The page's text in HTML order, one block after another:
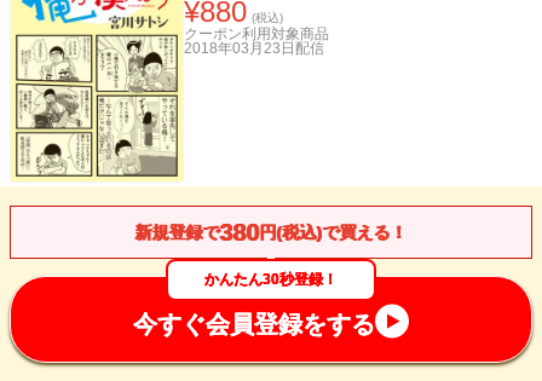
¥880 (税込)
クーポン利用対象商品
2018年03月23日 配信
新規登録で380円(税込)で買える！
かんたん30秒登録！
今すぐ会員登録をする